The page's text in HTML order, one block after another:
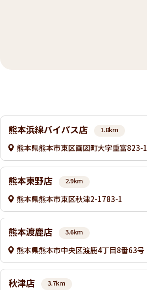
熊本浜線バイパス店
1.8km
熊本県熊本市東区画図町大字重富823-1
熊本東野店 2.9km
熊本県熊本市東区秋津2-1783-1
熊本渡鹿店 3.6km
熊本県熊本市中央区渡鹿4丁目8番63号
秋津店 3.7km